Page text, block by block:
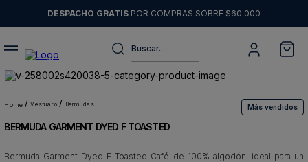
DESPACHO GRATIS POR COMPRAS SOBRE $60.000
Buscar...
vestuario bermudas Más vendidos
BERMUDA GARMENT DYED F TOASTED
Bermuda Garment Dyed F Toasted Café de 100% algodón, ideal para un
1.
sweater
2.
chaquetas
3.
pantalon